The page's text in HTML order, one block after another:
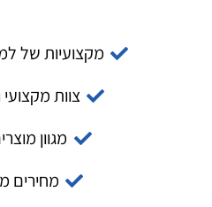
מקצועיות של
צוות
מגוון
מחירים